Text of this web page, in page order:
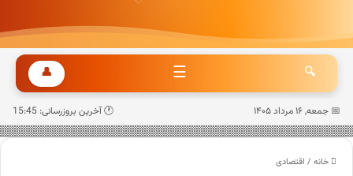
🔍
☰
👤
📅 جمعه, ۱۶ مرداد ۱۴۰۵ 🕐 آخرین بروزرسانی: 15:45
خانه / اقتصادی